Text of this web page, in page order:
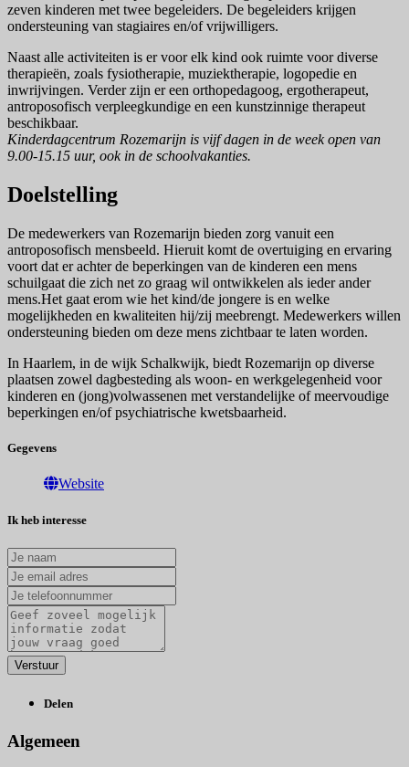
zeven kinderen met twee begeleiders. De begeleiders krijgen
ondersteuning van stagiaires en/of vrijwilligers.
Naast alle activiteiten is er voor elk kind ook ruimte voor diverse
therapieën, zoals fysiotherapie, muziektherapie, logopedie en
inwrijvingen. Verder zijn er een orthopedagoog, ergotherapeut,
antroposofisch verpleegkundige en een kunstzinnige therapeut
beschikbaar.
Kinderdagcentrum Rozemarijn is vijf dagen in de week open van
9.00-15.15 uur, ook in de schoolvakanties.
Doelstelling
De medewerkers van Rozemarijn bieden zorg vanuit een
antroposofisch mensbeeld. Hieruit komt de overtuiging en ervaring
voort dat er achter de beperkingen van de kinderen een mens
schuilgaat die zich net zo graag wil ontwikkelen als ieder ander
mens.Het gaat erom wie het kind/de jongere is en welke
mogelijkheden en kwaliteiten hij/zij meebrengt. Medewerkers willen
ondersteuning bieden om deze mens zichtbaar te laten worden.
In Haarlem, in de wijk Schalkwijk, biedt Rozemarijn op diverse
plaatsen zowel dagbesteding als woon- en werkgelegenheid voor
kinderen en (jong)volwassenen met verstandelijke of meervoudige
beperkingen en/of psychiatrische kwetsbaarheid.
Gegevens
Website
Ik heb interesse
Delen
Algemeen